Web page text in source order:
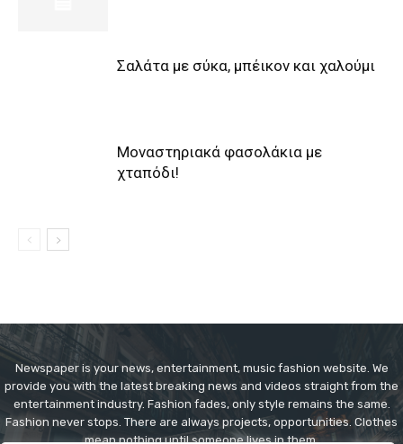
Σαλάτα με σύκα, μπέικον και χαλούμι
Μοναστηριακά φασολάκια με
χταπόδι!
Newspaper is your news, entertainment, music fashion website. We
provide you with the latest breaking news and videos straight from the
entertainment industry. Fashion fades, only style remains the same.
Fashion never stops. There are always projects, opportunities. Clothes
mean nothing until someone lives in them.